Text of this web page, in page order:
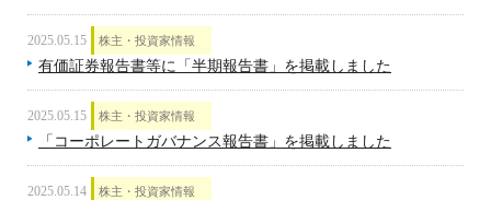
2025.05.15 株主・投資家情報
有価証券報告書等に「半期報告書」を掲載しました
2025.05.15 株主・投資家情報
「コーポレートガバナンス報告書」を掲載しました
2025.05.14 株主・投資家情報